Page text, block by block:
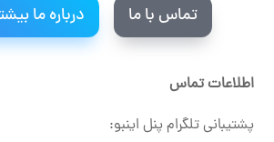
تماس با ما درباره ما
اطلاعات تماس
پشتیبانی تلگرام پنل اینبو: